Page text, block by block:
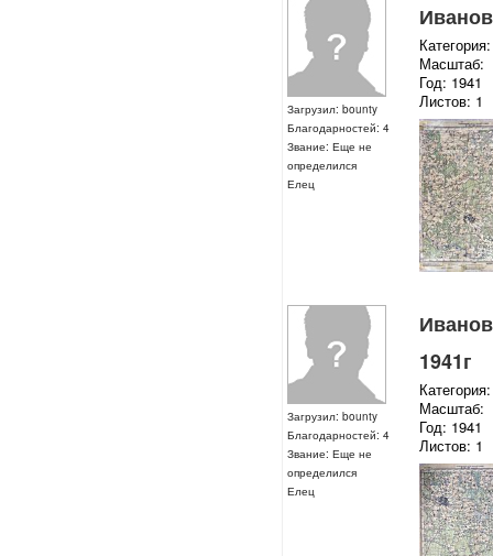
Загрузил: bounty
Благодарностей: 4
Звание: Еще не
определился
Елец
Масштаб:
Год: 1941
Листов: 1
Загрузил: bounty
Благодарностей: 4
Звание: Еще не
определился
Елец
1941г
Масштаб:
Год: 1941
Листов: 1